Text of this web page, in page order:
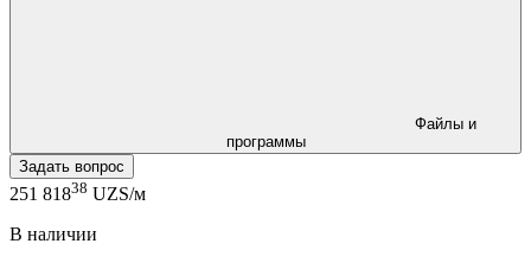
программы
Задать вопрос
251 81838 UZS/м
В наличии